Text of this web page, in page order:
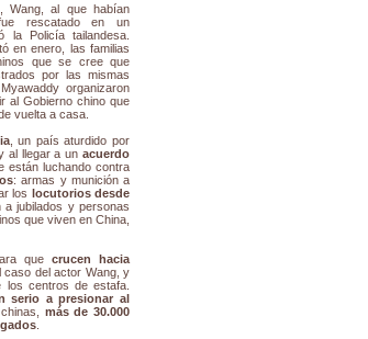
Wang, al que habían
rescatado en un
la Policía tailandesa.
en enero, las familias
que se cree que
por las mismas
organizaron
al Gobierno chino que
vuelta a casa.
, un país aturdido por
al llegar a unacuerdo
están luchando contra
: armas y munición a
los locutorios desde
a jubilados y personas
que viven en China,
que crucen hacia
caso del actor Wang, y
los centros de estafa.
serio a presionar al
más de 30.000